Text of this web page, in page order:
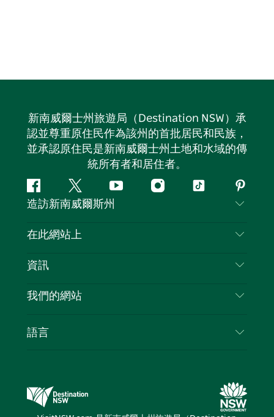
新南威爾士州旅遊局（Destination NSW）承
認並尊重原住民作為該州的首批居民和民族，
並承認原住民是新南威爾士州土地和水域的傳
統所有者和居住者。
Facebook嘰
嘰
喳
Youtube Instagram
抖
造訪新南威爾斯州
聯絡我們
隱私
Cookie 通知
在此網站上
目的地
新南威爾斯州公路旅行
活動
資訊
旅行資訊
新南威爾斯的商業
我們的網站
新南威爾士州旅遊局（Destination NSW）媒體中
語言